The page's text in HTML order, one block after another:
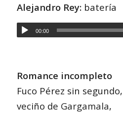
Alejandro Rey:batería
00:00
Romance incompleto
Fuco Pérez sin segundo,
veciño de Gargamala,